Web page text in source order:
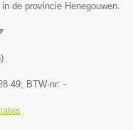
de provincie Henegouwen.
)
49, BTW-nr: -